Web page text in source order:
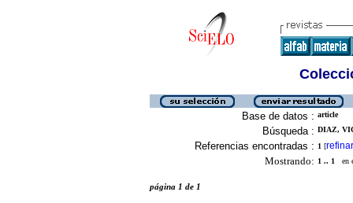
Base de datos : article
Búsqueda : DIAZ,
Referencias encontradas : 1 [refinar
Mostrando: 1 .. 1 en
página 1 de 1